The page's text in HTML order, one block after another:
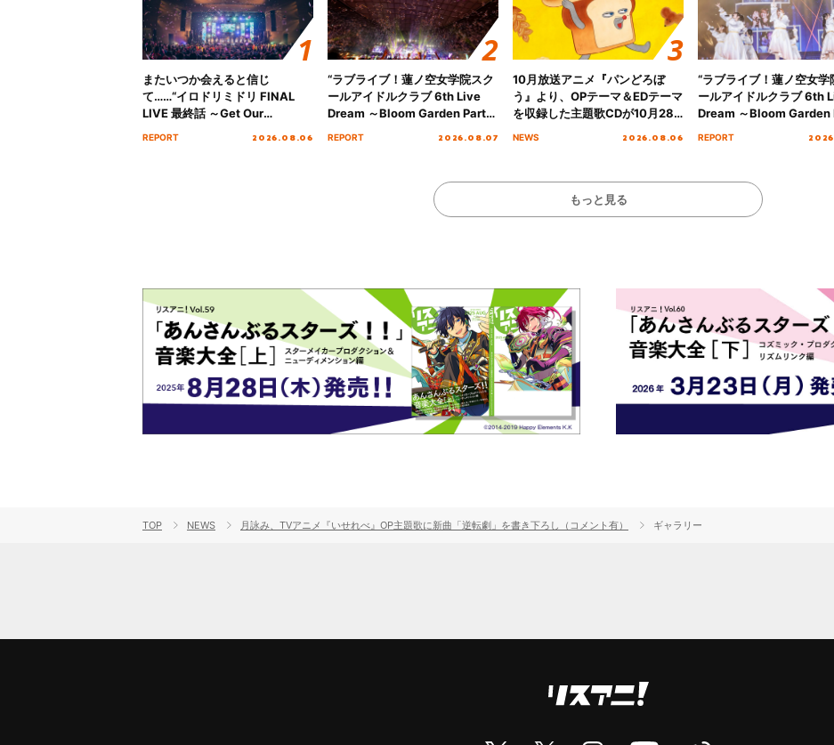
またいつか会えると信じ
て……“イロドリミドリ FINAL
LIVE 最終話 ～Get Our
REPORT 2026.08.06
“ラブライブ！蓮ノ空女学院スク
ールアイドルクラブ 6th Live
Dream ～Bloom Garden Party
REPORT 2026.08.07
10月放送アニメ『パンどろぼ
う』より、OPテーマ＆EDテーマ
を収録した主題歌CDが10月28
NEWS 2026.08.06
“ラブライブ！蓮ノ空女学
ールアイドルクラブ 6th
Dream ～Bloom Garden
REPORT
もっと見る
TOP NEWS 月詠み、TVアニメ『いせれべ』OP主題歌に新曲「逆転劇」を書き下ろし（コメント有） ギャラリー